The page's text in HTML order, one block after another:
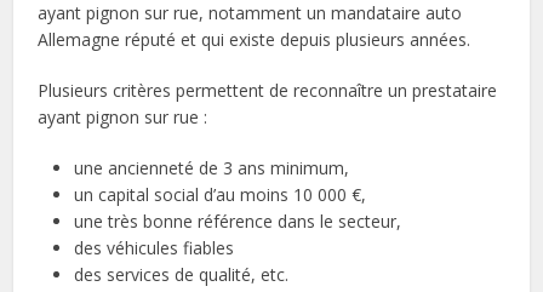
ayant pignon sur rue, notamment un mandataire auto
Allemagne réputé et qui existe depuis plusieurs années.
Plusieurs critères permettent de reconnaître un prestataire
ayant pignon sur rue :
une ancienneté de 3 ans minimum,
un capital social d’au moins 10 000 €,
une très bonne référence dans le secteur,
des véhicules fiables
des services de qualité, etc.